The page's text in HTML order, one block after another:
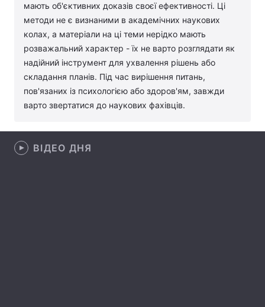
Архів Вакансії
Контакти
мають об'єктивних доказів своєї ефективності. Ці
методи не є визнаними в академічних наукових
колах, а матеріали на ці теми нерідко мають
розважальний характер - їх не варто розглядати як
надійний інструмент для ухвалення рішень або
складання планів. Під час вирішення питань,
пов'язаних із психологією або здоров'ям, завжди
варто звертатися до наукових фахівців.
ВІДЕО ДНЯ